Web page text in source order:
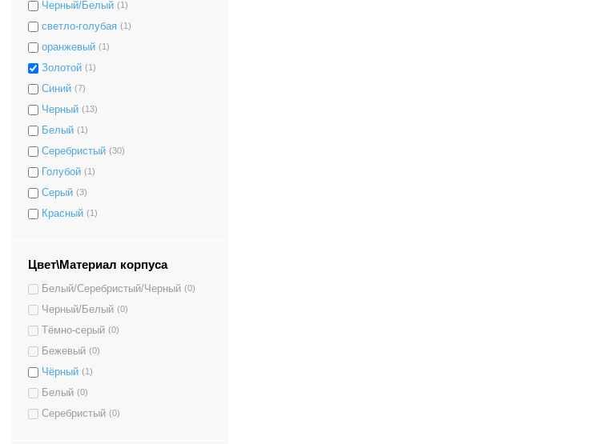
Черный/Белый (1)
светло-голубая (1)
оранжевый (1)
Золотой (1)
Синий (7)
Черный (13)
Белый (1)
Серебристый (30)
Голубой (1)
Серый (3)
Красный (1)
Цвет\Материал корпуса
Белый/Серебристый/Черный (0)
Черный/Белый (0)
Тёмно-серый (0)
Бежевый (0)
Чёрный (1)
Белый (0)
Серебристый (0)